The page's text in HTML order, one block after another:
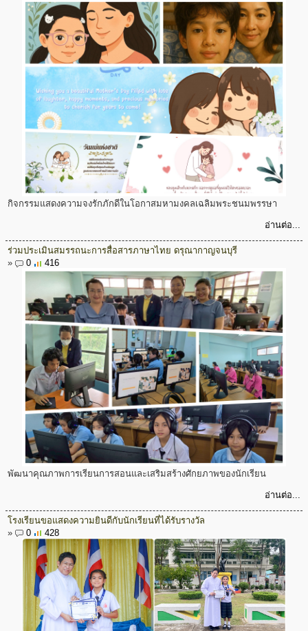
กิจกรรมแสดงความจงรักภักดีในโอกาสมหามงคลเฉลิมพระชนมพรรษา
อ่านต่อ...
ร่วมประเมินสมรรถนะการสื่อสารภาษาไทย ดรุณากาญจนบุรี
»
0 416
พัฒนาคุณภาพการเรียนการสอนและเสริมสร้างศักยภาพของนักเรียน
อ่านต่อ...
โรงเรียนขอแสดงความยินดีกับนักเรียนที่ได้รับรางวัล
»
0 428